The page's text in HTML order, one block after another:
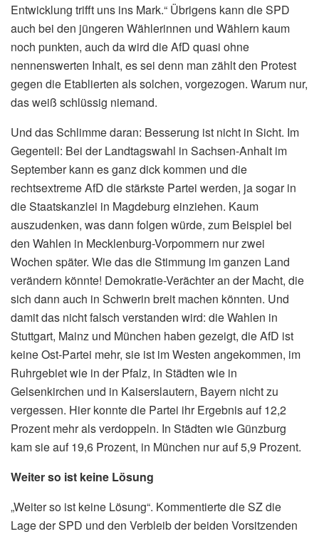
Entwicklung trifft uns ins Mark.“ Übrigens kann die SPD
auch bei den jüngeren Wählerinnen und Wählern kaum
noch punkten, auch da wird die AfD quasi ohne
nennenswerten Inhalt, es sei denn man zählt den Protest
gegen die Etablierten als solchen, vorgezogen. Warum nur,
das weiß schlüssig niemand.
Und das Schlimme daran: Besserung ist nicht in Sicht. Im
Gegenteil: Bei der Landtagswahl in Sachsen-Anhalt im
September kann es ganz dick kommen und die
rechtsextreme AfD die stärkste Partei werden, ja sogar in
die Staatskanzlei in Magdeburg einziehen. Kaum
auszudenken, was dann folgen würde, zum Beispiel bei
den Wahlen in Mecklenburg-Vorpommern nur zwei
Wochen später. Wie das die Stimmung im ganzen Land
verändern könnte! Demokratie-Verächter an der Macht, die
sich dann auch in Schwerin breit machen könnten. Und
damit das nicht falsch verstanden wird: die Wahlen in
Stuttgart, Mainz und München haben gezeigt, die AfD ist
keine Ost-Partei mehr, sie ist im Westen angekommen, im
Ruhrgebiet wie in der Pfalz, in Städten wie in
Gelsenkirchen und in Kaiserslautern, Bayern nicht zu
vergessen. Hier konnte die Partei ihr Ergebnis auf 12,2
Prozent mehr als verdoppeln. In Städten wie Günzburg
kam sie auf 19,6 Prozent, in München nur auf 5,9 Prozent.
Weiter so ist keine Lösung
„Weiter so ist keine Lösung“. Kommentierte die SZ die
Lage der SPD und den Verbleib der beiden Vorsitzenden